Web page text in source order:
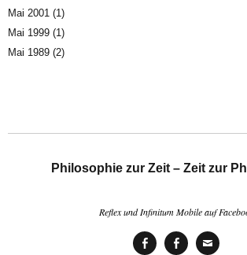
Mai 2001 (1)
Mai 1999 (1)
Mai 1989 (2)
Philosophie zur Zeit – Zeit zur
Reflex und Infinitum Mobile auf